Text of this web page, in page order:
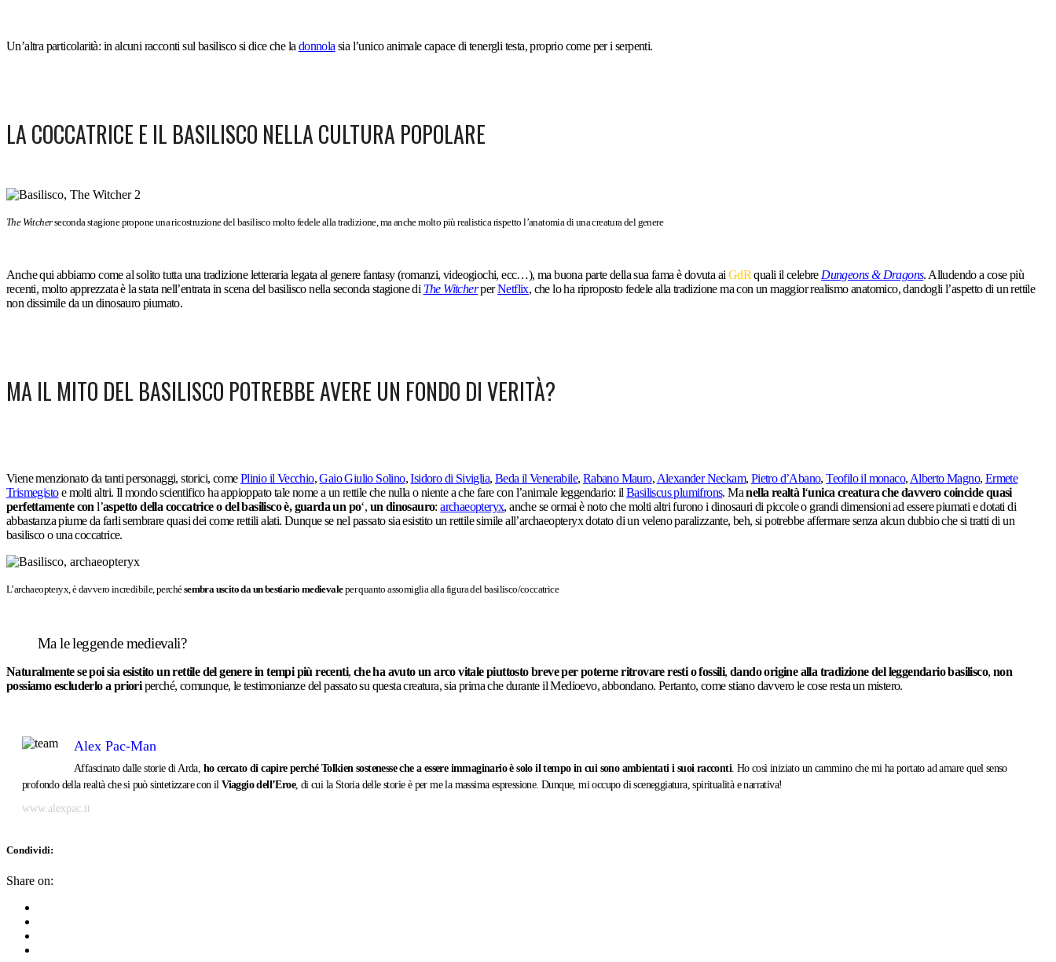
Un’altra particolarità: in alcuni racconti sul basilisco si dice che la donnola sia l’unico animale capace di tenergli testa, proprio come per i serpenti.
LA COCCATRICE E IL BASILISCO NELLA CULTURA POPOLARE
The Witcherseconda stagione propone una ricostruzione del basilisco molto fedele alla tradizione, ma anche molto più realistica rispetto l’anatomia di una creatura del genere
Anche qui abbiamo come al solito tutta una tradizione letteraria legata al genere fantasy (romanzi, videogiochi, ecc…), ma buona parte della sua fama è dovuta ai GdR quali il celebre Dungeons & Dragons. Alludendo a cose più
recenti, molto apprezzata è la stata nell’entrata in scena del basilisco nella seconda stagione di The WitcherperNetflix, che lo ha riproposto fedele alla tradizione ma con un maggior realismo anatomico, dandogli l’aspetto di un rettile
non dissimile da un dinosauro piumato.
MA IL MITO DEL BASILISCO POTREBBE AVERE UN FONDO DI VERITÀ?
Viene menzionato da tanti personaggi, storici, comePlinio il Vecchio,Gaio Giulio Solino,Isidoro di Siviglia, Beda il Venerabile, Rabano Mauro, Alexander Neckam, Pietro d’Abano,Teofilo il monaco, Alberto Magno, Ermete
Trismegistoe molti altri. Il mondo scientifico ha appioppato tale nome a un rettile che nulla o niente a che fare con l’animale leggendario: ilBasiliscus plumifrons. Manella realtà l‘unica creatura che davvero coincide quasi
perfettamente conl’aspetto della coccatrice o del basilisco è, guarda un po‘, un dinosauro:archaeopteryx, anche se ormai è noto che molti altri furono i dinosauri di piccole o grandi dimensioni ad essere piumati e dotati di
abbastanza piume da farli sembrare quasi dei come rettili alati. Dunque se nel passato sia esistito un rettile simile all’archaeopteryxdotato di un veleno paralizzante, beh, si potrebbe affermare senza alcun dubbio che si tratti di un
basilisco o una coccatrice.
L’archaeopteryx, è davvero incredibile, perchésembra uscito da un bestiario medievaleper quanto assomiglia alla figura del basilisco/coccatrice
Ma le leggende medievali?
Naturalmente se poi sia esistito un rettile del genere in tempi più recenti, che ha avuto un arco vitale piuttosto breve per poterne ritrovare resti o fossili, dando origine alla tradizione del leggendario basilisco, non
possiamo escluderlo a prioriperché, comunque, le testimonianze del passato su questa creatura, sia prima che durante il Medioevo, abbondano. Pertanto, come stiano davvero le cose resta un mistero.
Alex Pac-Man
Affascinato dalle storie di Arda, ho cercato di capire perché Tolkien sostenesse che a essere immaginario è solo il tempo in cui sono ambientati i suoi racconti. Ho così iniziato un cammino che mi ha portato ad amare quel senso
profondo della realtà che si può sintetizzare con ilViaggio dell’Eroe, di cui la Storia delle storie è per me la massima espressione. Dunque, mi occupo di sceneggiatura, spiritualità e narrativa!
www.alexpac.it
Condividi:
Share on: